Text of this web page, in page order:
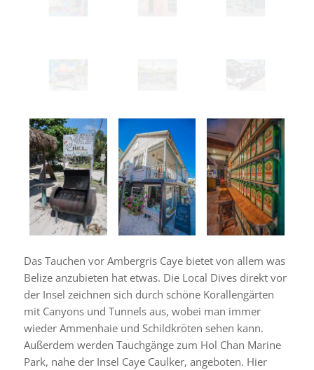
Das Tauchen vor Ambergris Caye bietet von allem was
Belize anzubieten hat etwas. Die Local Dives direkt vor
der Insel zeichnen sich durch schöne Korallengärten
mit Canyons und Tunnels aus, wobei man immer
wieder Ammenhaie und Schildkröten sehen kann.
Außerdem werden Tauchgänge zum Hol Chan Marine
Park, nahe der Insel Caye Caulker, angeboten. Hier